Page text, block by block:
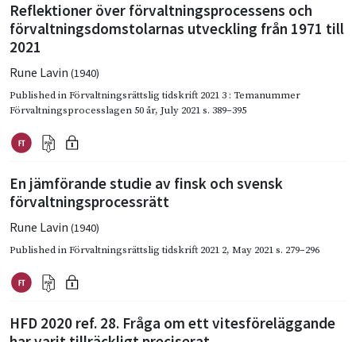
Reflektioner över förvaltningsprocessens och
förvaltningsdomstolarnas utveckling från 1971 till
2021
Rune Lavin (1940)
Published inFörvaltningsrättslig tidskrift 2021 3 : Temanummer
Förvaltningsprocesslagen 50 år, July 2021s. 389–395
En jämförande studie av finsk och svensk
förvaltningsprocessrätt
Rune Lavin (1940)
Published inFörvaltningsrättslig tidskrift 2021 2, May 2021s. 279–296
HFD 2020 ref. 28. Fråga om ett vitesföreläggande